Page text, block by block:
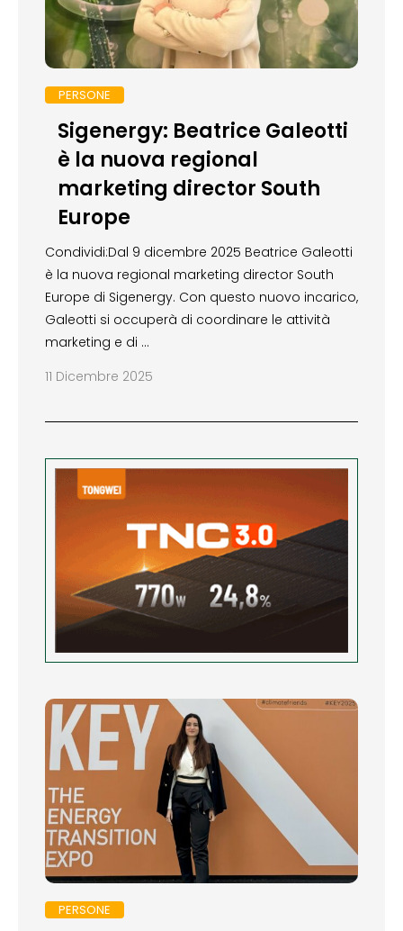
PERSONE
Sigenergy: Beatrice Galeotti
è la nuova regional
marketing director South
Europe
Condividi:Dal 9 dicembre 2025 Beatrice Galeotti
è la nuova regional marketing director South
Europe di Sigenergy. Con questo nuovo incarico,
Galeotti si occuperà di coordinare le attività
marketing e di …
11 Dicembre 2025
PERSONE